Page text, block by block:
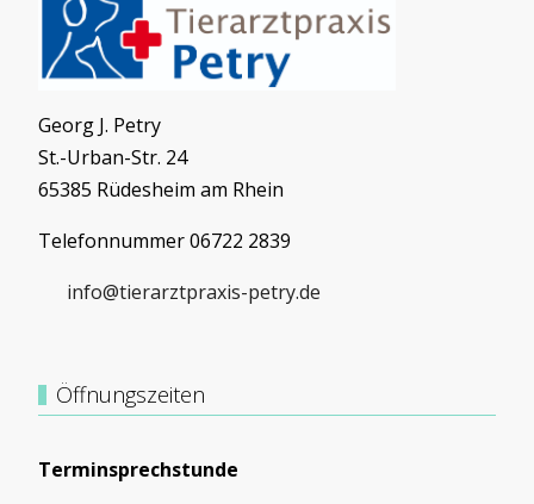
Georg J. Petry
St.-Urban-Str. 24
65385 Rüdesheim am Rhein
Telefonnummer 06722 2839
info@tierarztpraxis-petry.de
Öffnungszeiten
Terminsprechstunde